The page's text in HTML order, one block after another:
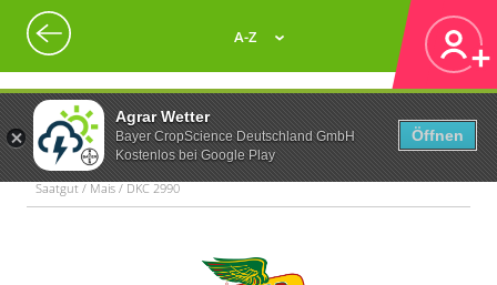
Agrar Wetter
Bayer CropScience Deutschland GmbH
Kostenlos bei Google Play
Öffnen
A-Z
Saatgut / Mais / DKC 2990